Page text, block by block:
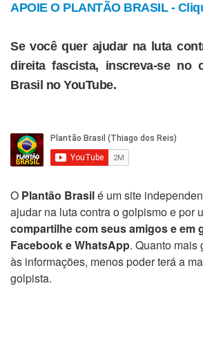
APOIE O PLANTÃO BRASIL -
Se você quer ajudar na luta
direita fascista, inscreva-se no
Brasil no YouTube.
O Plantão Brasilé um site
ajudar na luta contra o golpismo e por
compartilhe com seus amigos e em
Facebook e WhatsApp. Quanto mais
às informações, menos poder terá a
golpista.